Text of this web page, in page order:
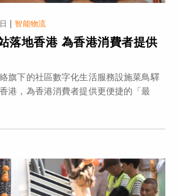
智能物流
落地香港 為香港消費者提供
旗下的社區數字化生活服務設施菜鳥驛
港，為香港消費者提供更便捷的「最